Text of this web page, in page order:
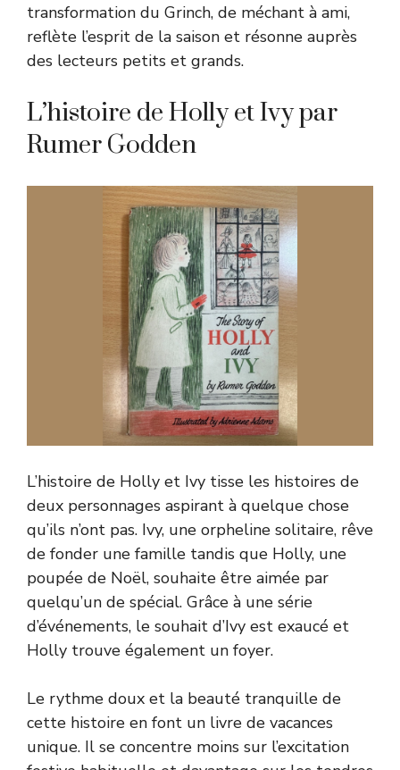
transformation du Grinch, de méchant à ami,
reflète l’esprit de la saison et résonne auprès
des lecteurs petits et grands.
L’histoire de Holly et Ivy par
Rumer Godden
L’histoire de Holly et Ivy tisse les histoires de
deux personnages aspirant à quelque chose
qu’ils n’ont pas. Ivy, une orpheline solitaire, rêve
de fonder une famille tandis que Holly, une
poupée de Noël, souhaite être aimée par
quelqu’un de spécial. Grâce à une série
d’événements, le souhait d’Ivy est exaucé et
Holly trouve également un foyer.
Le rythme doux et la beauté tranquille de
cette histoire en font un livre de vacances
unique. Il se concentre moins sur l’excitation